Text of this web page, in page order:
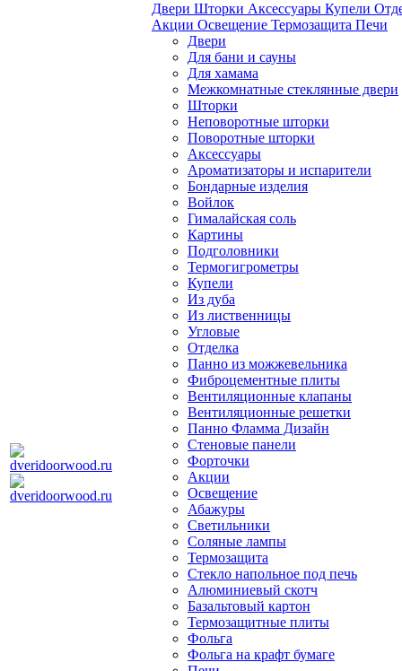
Двери Шторки Аксессуары Купели
Акции Освещение Термозащита Печи
Двери
Для бани и сауны
Для хамама
Межкомнатные стеклянные двери
Шторки
Неповоротные шторки
Поворотные шторки
Аксессуары
Ароматизаторы и испарители
Бондарные изделия
Войлок
Гималайская соль
Картины
Подголовники
Термогигрометры
Купели
Из дуба
Из лиственницы
Угловые
Отделка
Панно из можжевельника
Фиброцементные плиты
Вентиляционные клапаны
Вентиляционные решетки
Панно Фламма Дизайн
Стеновые панели
Форточки
Акции
Освещение
Абажуры
Светильники
Соляные лампы
Термозащита
Стекло напольное под печь
Алюминиевый скотч
Базальтовый картон
Термозащитные плиты
Фольга
Фольга на крафт бумаге